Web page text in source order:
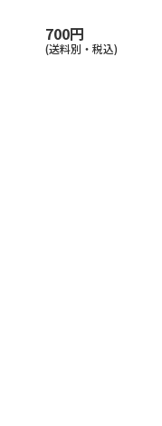
700円
(送料別・税込)